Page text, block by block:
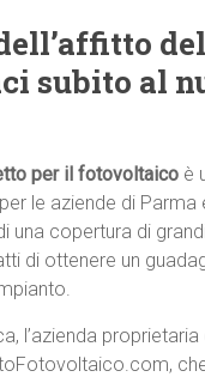
subito al
per il fotovoltaico è
le aziende di Parma
una copertura di
di ottenere un
l’azienda